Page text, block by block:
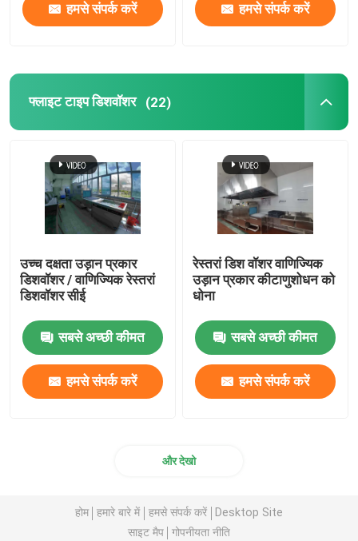
हमसे संपर्क करें हमसे संपर्क करें
फ्लाइट टाइप डिशवॉशर (22)
उच्च दक्षता उड़ान प्रकार
डिशवॉशर / वाणिज्यिक रेस्तरां
डिशवॉशर सीई
सबसे अच्छी कीमत
हमसे संपर्क करें
रेस्तरां डिश वॉशर वाणिज्यिक
उड़ान प्रकार कीटाणुशोधन को
धोना
सबसे अच्छी कीमत
हमसे संपर्क करें
और देखो
होम हमारे बारे में हमसे संपर्क करें
Desktop Site
साइट मैप
गोपनीयता नीति